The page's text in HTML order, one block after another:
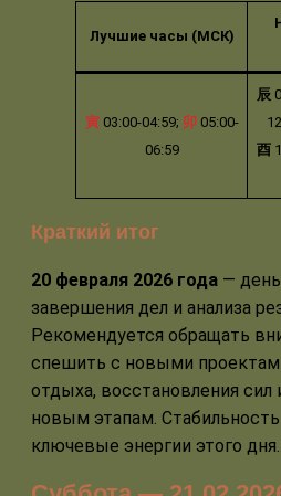
Лучшие часы (МСК)
寅 03:00-04:59; 卯05:00-
06:59
辰
酉
Краткий итог
20 февраля 2026 года —
завершения дел и анализа
Рекомендуется обращать
спешить с новыми
отдыха, восстановления сил
новым этапам.
ключевые энергии этого дня.